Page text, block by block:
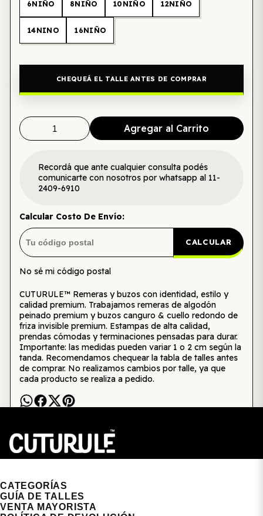
6NIÑO 8NIÑO 10NIÑO 12NIÑO
14NINO 16NIÑO
CHEQUEÁ EL TALLE ANTES DE COMPRAR
Agregar al Carrito
Recordá que ante cualquier consulta podés
comunicarte con nosotros por whatsapp al 11-
2409-6910
Calcular Costo De Envío:
CALCULAR
No sé mi código postal
CUTURULE™ Remeras y buzos con identidad, estilo y
calidad premium. Trabajamos remeras de algodón
peinado premium y buzos canguro & cuello redondo de
friza invisible premium. Estampas de alta calidad,
prendas cómodas y terminaciones pensadas para durar.
Importante: las medidas pueden variar 1 o 2 cm según la
tanda. Recomendamos chequear la tabla de talles antes
de comprar. No realizamos cambios por talle, ya que
cada producto se realiza a pedido.
CATEGORÍAS
GUÍA DE TALLES
VENTA MAYORISTA